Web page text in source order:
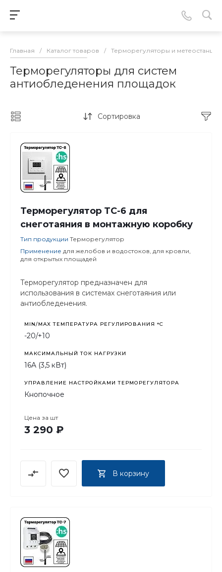
Главная / Каталог товаров / Терморегуляторы и
Терморегуляторы для систем
антиобледенения площадок
Сортировка
Терморегулятор ТС-6 для
снеготаяния в монтажную коробку
Тип продукции Терморегулятор
Применение для желобов и водостоков, для кровли,
для открытых площадей
Терморегулятор предназначен для
использования в системах снеготаяния или
антиобледенения.
MIN/MAX ТЕМПЕРАТУРА РЕГУЛИРОВАНИЯ °С
-20/+10
МАКСИМАЛЬНЫЙ ТОК НАГРУЗКИ
16А (3,5 кВт)
УПРАВЛЕНИЕ НАСТРОЙКАМИ ТЕРМОРЕГУЛЯТОРА
Кнопочное
Цена за шт
3 290 ₽
В корзину